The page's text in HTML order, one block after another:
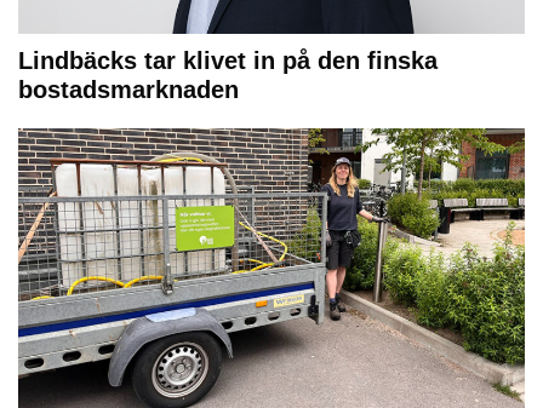
Lindbäcks tar klivet in på den finska
bostadsmarknaden